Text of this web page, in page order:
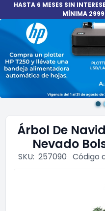
HASTA 6 MESES SIN
MÍNIMA 2999
Árbol De
Nevado
SKU: 257090 Código